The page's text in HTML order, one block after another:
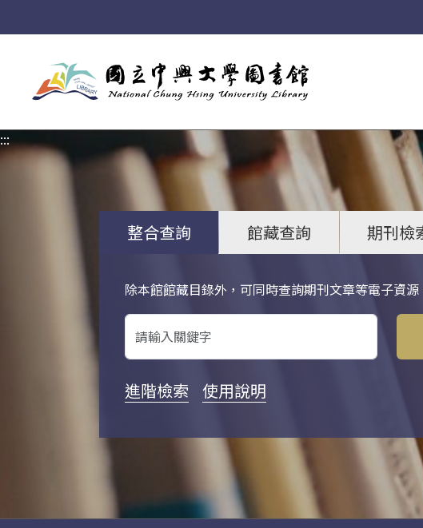
:::
整合查詢 館藏查詢 期刊檢
除本館館藏目錄外，可同時查詢期刊文章等電子資源
關鍵字搜尋
進階檢索 使用說明